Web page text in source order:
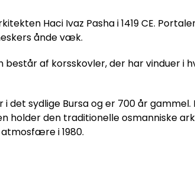
Haci Ivaz Pasha i 1419 CE.
ånde væk.
af korsskovler, der har vinduer i
det sydlige Bursa og er 700 år gammel.
holder den traditionelle osmanniske
i 1980.